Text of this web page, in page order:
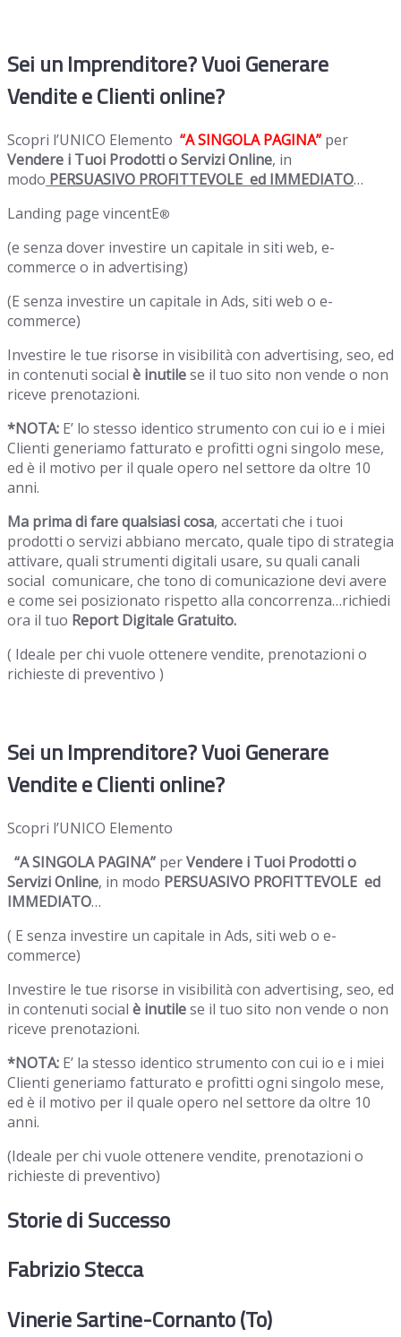
Sei un Imprenditore? Vuoi Generare
Vendite e Clienti online?
Scopri l’UNICO Elemento “A SINGOLA PAGINA” per
Vendere i Tuoi Prodotti o Servizi Online, in
modo PERSUASIVO PROFITTEVOLE ed IMMEDIATO…
Landing page vincentE®
(e senza dover investire un capitale in siti web, e-
commerce o in advertising)
(E senza investire un capitale in Ads, siti web o e-
commerce)
Investire le tue risorse in visibilità con advertising, seo, ed
in contenuti social è inutilese il tuo sito non vende o non
riceve prenotazioni.
*NOTA: E’ lo stesso identico strumento con cui io e i miei
Clienti generiamo fatturato e profitti ogni singolo mese,
ed è il motivo per il quale opero nel settore da oltre 10
anni.
Ma prima di fare qualsiasi cosa, accertati che i tuoi
prodotti o servizi abbiano mercato, quale tipo di strategia
attivare, quali strumenti digitali usare, su quali canali
social comunicare, che tono di comunicazione devi avere
e come sei posizionato rispetto alla concorrenza…richiedi
ora il tuo Report Digitale Gratuito.
( Ideale per chi vuole ottenere vendite, prenotazioni o
richieste di preventivo )
Sei un Imprenditore? Vuoi Generare
Vendite e Clienti online?
Scopri l’UNICO Elemento
“A SINGOLA PAGINA” perVendere i Tuoi Prodotti o
Servizi Online, in modo PERSUASIVO PROFITTEVOLE ed
IMMEDIATO…
( E senza investire un capitale in Ads, siti web o e-
commerce)
Investire le tue risorse in visibilità con advertising, seo, ed
in contenuti social è inutilese il tuo sito non vende o non
riceve prenotazioni.
*NOTA: E’ la stesso identico strumento con cui io e i miei
Clienti generiamo fatturato e profitti ogni singolo mese,
ed è il motivo per il quale opero nel settore da oltre 10
anni.
(Ideale per chi vuole ottenere vendite, prenotazioni o
richieste di preventivo)
Storie di Successo
Fabrizio Stecca
Vinerie Sartine-Cornanto (To)